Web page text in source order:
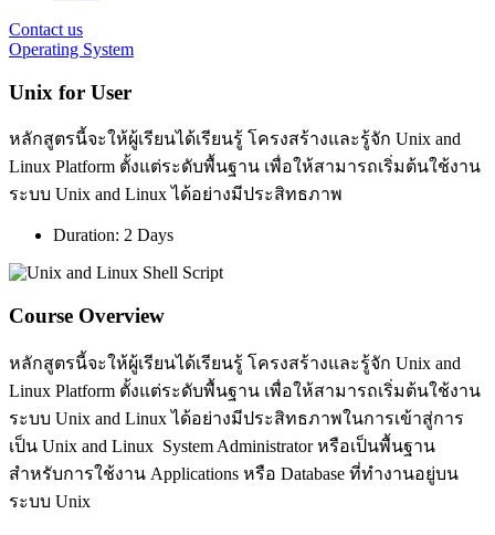
Contact us
Operating System
Unix for User
หลักสูตรนี้จะให้ผู้เรียนได้เรียนรู้ โครงสร้างและรู้จัก Unix and
Linux Platform ตั้งแต่ระดับพื้นฐาน เพื่อให้สามารถเริ่มต้นใช้งาน
ระบบ Unix and Linux ได้อย่างมีประสิทธภาพ
Duration: 2 Days
Course Overview
หลักสูตรนี้จะให้ผู้เรียนได้เรียนรู้ โครงสร้างและรู้จัก Unix and
Linux Platform ตั้งแต่ระดับพื้นฐาน เพื่อให้สามารถเริ่มต้นใช้งาน
ระบบ Unix and Linux ได้อย่างมีประสิทธภาพในการเข้าสู่การ
เป็น Unix and Linux System Administrator หรือเป็นพื้นฐาน
สำหรับการใช้งาน Applications หรือ Database ที่ทำงานอยู่บน
ระบบ Unix